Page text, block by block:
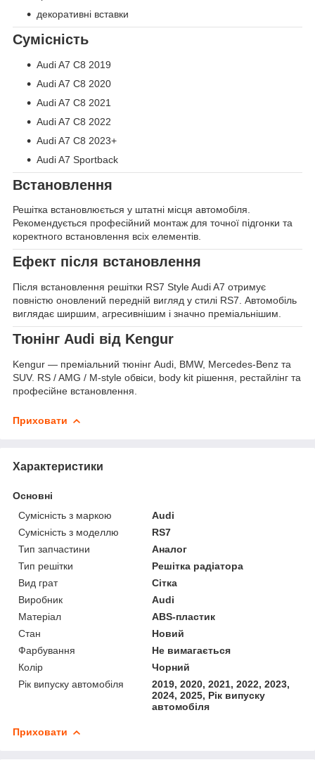
декоративні вставки
Сумісність
Audi A7 C8 2019
Audi A7 C8 2020
Audi A7 C8 2021
Audi A7 C8 2022
Audi A7 C8 2023+
Audi A7 Sportback
Встановлення
Решітка встановлюється у штатні місця автомобіля.
Рекомендується професійний монтаж для точної підгонки та
коректного встановлення всіх елементів.
Ефект після встановлення
Після встановлення решітки RS7 Style Audi A7 отримує
повністю оновлений передній вигляд у стилі RS7. Автомобіль
виглядає ширшим, агресивнішим і значно преміальнішим.
Тюнінг Audi від Kengur
Kengur — преміальний тюнінг Audi, BMW, Mercedes-Benz та
SUV. RS / AMG / M-style обвіси, body kit рішення, рестайлінг та
професійне встановлення.
Приховати
Характеристики
Основні
Сумісність з маркою
Audi
Сумісність з моделлю
RS7
Тип запчастини
Аналог
Тип решітки
Решітка радіатора
Вид грат
Сітка
Виробник
Audi
Матеріал
ABS-пластик
Стан
Новий
Фарбування
Не вимагається
Колір
Чорний
Рік випуску автомобіля
2019, 2020, 2021, 2022, 2023,
2024, 2025, Рік випуску
автомобіля
Приховати